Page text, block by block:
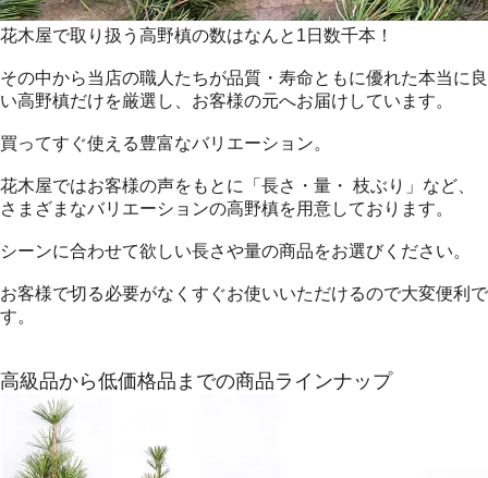
花木屋で取り扱う高野槙の数はなんと1日数千本！
その中から当店の職人たちが品質・寿命ともに優れた本当に良
い高野槙だけを厳選し、お客様の元へお届けしています。
買ってすぐ使える豊富なバリエーション。
花木屋ではお客様の声をもとに「長さ・量・ 枝ぶり」など、
さまざまなバリエーションの高野槙を用意しております。
シーンに合わせて欲しい長さや量の商品をお選びください。
お客様で切る必要がなくすぐお使いいただけるので大変便利で
す。
高級品から低価格品までの商品ラインナップ